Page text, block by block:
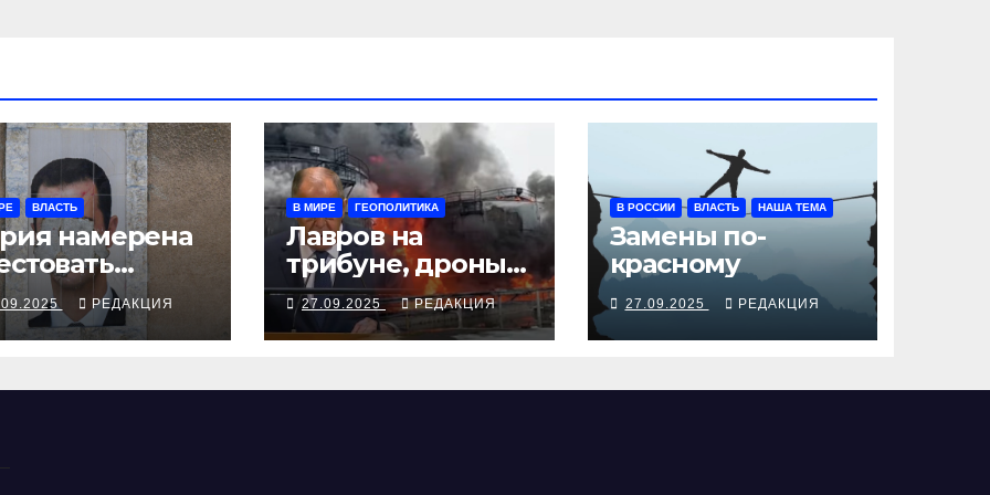
ВЛАСТЬ
намерена
в
экс-РЕДАКЦИЯ
В МИРЕ ГЕОПОЛИТИКА
Лавров на
трибуне, дроны
над Чувашией
27.09.2025 РЕДАКЦИЯ
В РОССИИ ВЛАСТЬ НАША ТЕМА
Замены по-
красному
27.09.2025 РЕДАКЦИЯ